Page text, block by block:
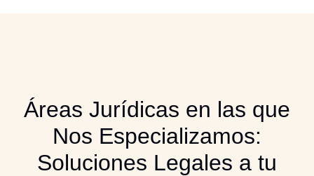
Áreas Jurídicas en las que
Nos Especializamos:
Soluciones Legales a tu